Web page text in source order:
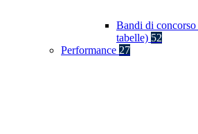
Bandi di
tabelle) 52
Performance 27